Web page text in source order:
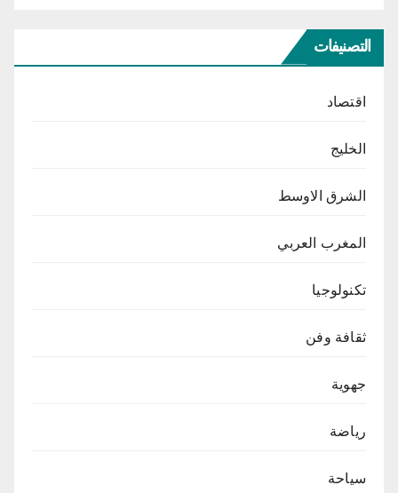
التصنيفات
اقتصاد
الخليج
الشرق الاوسط
المغرب العربي
تكنولوجيا
ثقافة وفن
جهوية
رياضة
سياحة